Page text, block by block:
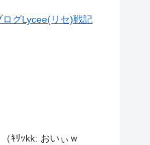
グLycee(リセ)戦記
ｷﾘｯkk: おいぃｗ